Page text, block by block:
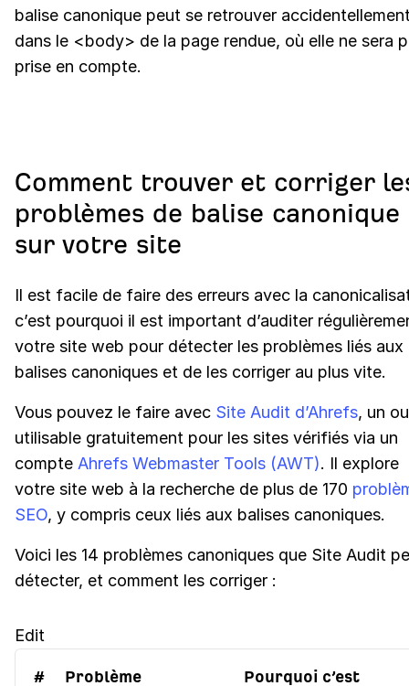
balise canonique peut se retrouver
dans le <body> de la page rendue, où elle ne sera
prise en compte.
Comment trouver et corriger
problèmes de balise canonique
sur votre site
Il est facile de faire des erreurs avec la
c’est pourquoi il est important d’auditer
votre site web pour détecter les problèmes liés aux
balises canoniques et de les corriger au plus vite.
Vous pouvez le faire avec Site Audit d’Ahrefs, un
utilisable gratuitement pour les sites vérifiés via un
compte Ahrefs Webmaster Tools (AWT). Il explore
votre site web à la recherche de plus de 170
SEO, y compris ceux liés aux balises canoniques.
Voici les 14 problèmes canoniques que Site Audit
détecter, et comment les corriger :
Edit
# Problème
Pourquoi c’est